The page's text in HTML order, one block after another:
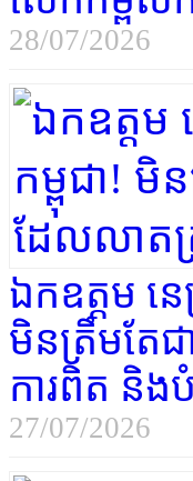
28/07/2026
ឯកឧត្តម នេ
មិនត្រឹមតែ
ការពិត និង
27/07/2026